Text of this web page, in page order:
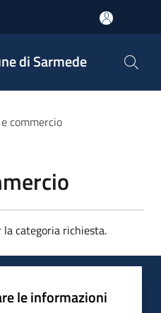
di Sarmede
commercio
categoria richiesta.
le informazioni